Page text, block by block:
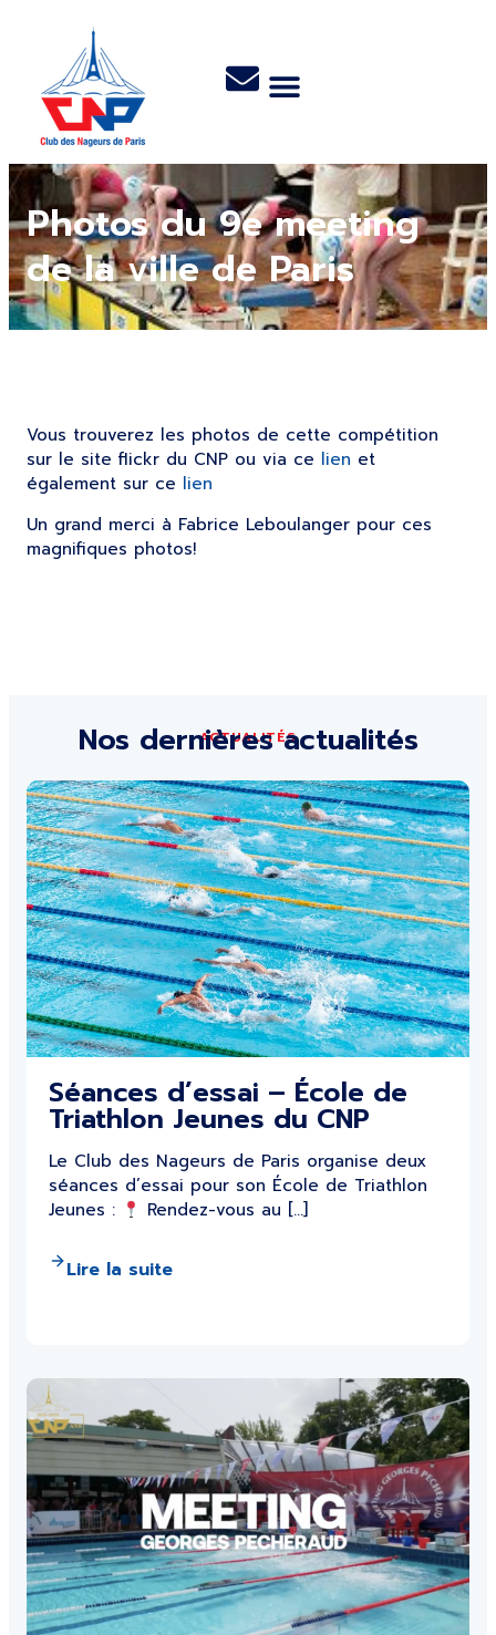
Photos du 9e meeting
de la ville de Paris
Vous trouverez les photos de cette compétition
sur le site flickr du CNP ou via ce lien et
également sur ce lien
Un grand merci à Fabrice Leboulanger pour ces
magnifiques photos!
ACTUALITÉS
Nos dernières actualités
Séances d’essai – École de
Triathlon Jeunes du CNP
Le Club des Nageurs de Paris organise deux
séances d’essai pour son École de Triathlon
Jeunes :
Rendez-vous au […]
Lire la suite